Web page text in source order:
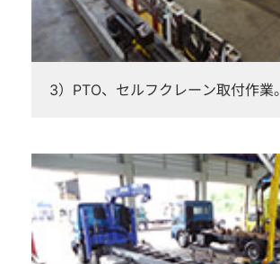
3）PTO、セルフクレーン取付作業。